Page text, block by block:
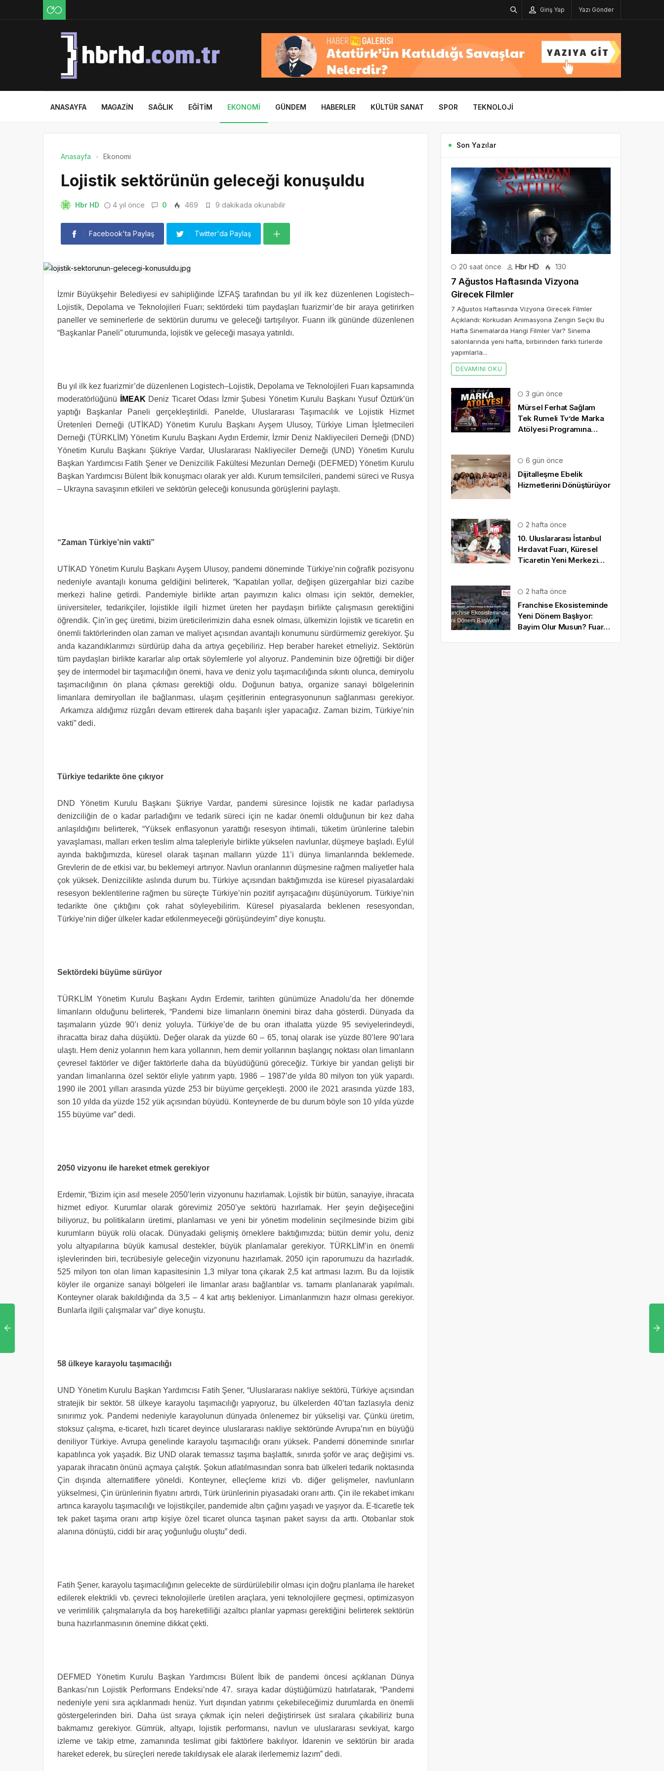
Giriş Yap Yazı Gönder
ANASAYFA MAGAZIN SAĞLIK EĞITIM EKONOMI GÜNDEM HABERLER KÜLTÜR SANAT SPOR TEKNOLOJI
Anasayfa Ekonomi
Lojistik sektörünün geleceği konuşuldu
Hbr HD 4 yıl önce 0 469 9 dakikada okunabilir
Facebook'ta Paylaş Twitter'da Paylaş
İzmir Büyükşehir Belediyesi ev sahipliğinde İZFAŞ tarafından bu yıl ilk kez düzenlenen Logistech–
Lojistik, Depolama ve Teknolojileri Fuarı; sektördeki tüm paydaşları fuarizmir’de bir araya getirirken
paneller ve seminerlerle de sektörün durumu ve geleceği tartışılıyor. Fuarın ilk gününde düzenlenen
“Başkanlar Paneli” oturumunda, lojistik ve geleceği masaya yatırıldı.
Bu yıl ilk kez fuarizmir’de düzenlenen Logistech–Lojistik, Depolama ve Teknolojileri Fuarı kapsamında
moderatörlüğünü
İMEAK Deniz Ticaret Odası İzmir Şubesi Yönetim Kurulu Başkanı Yusuf Öztürk’ün
yaptığı Başkanlar Paneli gerçekleştirildi. Panelde, Uluslararası Taşımacılık ve Lojistik Hizmet
Üretenleri Derneği (UTİKAD) Yönetim Kurulu Başkanı Ayşem Ulusoy, Türkiye Liman İşletmecileri
Derneği (TÜRKLİM) Yönetim Kurulu Başkanı Aydın Erdemir, İzmir Deniz Nakliyecileri Derneği (DND)
Yönetim Kurulu Başkanı Şükriye Vardar, Uluslararası Nakliyeciler Derneği (UND) Yönetim Kurulu
Başkan Yardımcısı Fatih Şener ve Denizcilik Fakültesi Mezunları Derneği (DEFMED) Yönetim Kurulu
Başkan Yardımcısı Bülent İbik konuşmacı olarak yer aldı. Kurum temsilcileri, pandemi süreci ve Rusya
– Ukrayna savaşının etkileri ve sektörün geleceği konusunda görüşlerini paylaştı.
“Zaman Türkiye’nin vakti”
UTİKAD Yönetim Kurulu Başkanı Ayşem Ulusoy, pandemi döneminde Türkiye’nin coğrafik pozisyonu
nedeniyle avantajlı konuma geldiğini belirterek, “Kapatılan yollar, değişen güzergahlar bizi cazibe
merkezi haline getirdi. Pandemiyle birlikte artan payımızın kalıcı olması için sektör, dernekler,
üniversiteler, tedarikçiler, lojistikle ilgili hizmet üreten her paydaşın birlikte çalışmasın gerektiğini
öğrendik. Çin’in geç üretimi, bizim üreticilerimizin daha esnek olması, ülkemizin lojistik ve ticaretin en
önemli faktörlerinden olan zaman ve maliyet açısından avantajlı konumunu sürdürmemiz gerekiyor. Şu
anda kazandıklarımızı sürdürüp daha da artıya geçebiliriz. Hep beraber hareket etmeliyiz. Sektörün
tüm paydaşları birlikte kararlar alıp ortak söylemlerle yol alıyoruz. Pandeminin bize öğrettiği bir diğer
şey de intermodel bir taşımacılığın önemi, hava ve deniz yolu taşımacılığında sıkıntı olunca, demiryolu
taşımacılığının ön plana çıkması gerektiği oldu. Doğunun batıya, organize sanayi bölgelerinin
limanlara demiryolları ile bağlanması, ulaşım çeşitlerinin entegrasyonunun sağlanması gerekiyor.
Arkamıza aldığımız rüzgârı devam ettirerek daha başarılı işler yapacağız. Zaman bizim, Türkiye’nin
vakti” dedi.
Türkiye tedarikte öne çıkıyor
DND Yönetim Kurulu Başkanı Şükriye Vardar, pandemi süresince lojistik ne kadar parladıysa
denizciliğin de o kadar parladığını ve tedarik süreci için ne kadar önemli olduğunun bir kez daha
anlaşıldığını belirterek, “Yüksek enflasyonun yarattığı resesyon ihtimali, tüketim ürünlerine talebin
yavaşlaması, malları erken teslim alma talepleriyle birlikte yükselen navlunlar, düşmeye başladı. Eylül
ayında baktığımızda, küresel olarak taşınan malların yüzde 11’i dünya limanlarında beklemede.
Grevlerin de de etkisi var, bu beklemeyi artırıyor. Navlun oranlarının düşmesine rağmen maliyetler hala
çok yüksek. Denizcilikte aslında durum bu. Türkiye açısından baktığımızda ise küresel piyasalardaki
resesyon beklentilerine rağmen bu süreçte Türkiye’nin pozitif ayrışacağını düşünüyorum. Türkiye’nin
tedarikte öne çıktığını çok rahat söyleyebilirim. Küresel piyasalarda beklenen resesyondan,
Türkiye’nin diğer ülkeler kadar etkilenmeyeceği görüşündeyim” diye konuştu.
Sektördeki büyüme sürüyor
TÜRKLİM Yönetim Kurulu Başkanı Aydın Erdemir, tarihten günümüze Anadolu’da her dönemde
limanların olduğunu belirterek, “Pandemi bize limanların önemini biraz daha gösterdi. Dünyada da
taşımaların yüzde 90’ı deniz yoluyla. Türkiye’de de bu oran ithalatta yüzde 95 seviyelerindeydi,
ihracatta biraz daha düşüktü. Değer olarak da yüzde 60 – 65, tonaj olarak ise yüzde 80’lere 90’lara
ulaştı. Hem deniz yolarının hem kara yollarının, hem demir yollarının başlangıç noktası olan limanların
çevresel faktörler ve diğer faktörlerle daha da büyüdüğünü göreceğiz. Türkiye bir yandan gelişti bir
yandan limanlarına özel sektör eliyle yatırım yaptı. 1986 – 1987’de yılda 80 milyon ton yük yapardı.
1990 ile 2001 yılları arasında yüzde 253 bir büyüme gerçekleşti. 2000 ile 2021 arasında yüzde 183,
son 10 yılda da yüzde 152 yük açısından büyüdü. Konteynerde de bu durum böyle son 10 yılda yüzde
155 büyüme var” dedi.
2050 vizyonu ile hareket etmek gerekiyor
Erdemir, “Bizim için asıl mesele 2050’lerin vizyonunu hazırlamak. Lojistik bir bütün, sanayiye, ihracata
hizmet ediyor. Kurumlar olarak görevimiz 2050’ye sektörü hazırlamak. Her şeyin değişeceğini
biliyoruz, bu politikaların üretimi, planlaması ve yeni bir yönetim modelinin seçilmesinde bizim gibi
kurumların büyük rolü olacak. Dünyadaki gelişmiş örneklere baktığımızda; bütün demir yolu, deniz
yolu altyapılarına büyük kamusal destekler, büyük planlamalar gerekiyor. TÜRKLİM’in en önemli
işlevlerinden biri, tecrübesiyle geleceğin vizyonunu hazırlamak. 2050 için raporumuzu da hazırladık.
525 milyon ton olan liman kapasitesinin 1,3 milyar tona çıkarak 2,5 kat artması lazım. Bu da lojistik
köyler ile organize sanayi bölgeleri ile limanlar arası bağlantılar vs. tamamı planlanarak yapılmalı.
Konteyner olarak bakıldığında da 3,5 – 4 kat artış bekleniyor. Limanlarımızın hazır olması gerekiyor.
Bunlarla ilgili çalışmalar var” diye konuştu.
58 ülkeye karayolu taşımacılığı
UND Yönetim Kurulu Başkan Yardımcısı Fatih Şener, “Uluslararası nakliye sektörü, Türkiye açısından
stratejik bir sektör. 58 ülkeye karayolu taşımacılığı yapıyoruz, bu ülkelerden 40’tan fazlasıyla deniz
sınırımız yok. Pandemi nedeniyle karayolunun dünyada önlenemez bir yükselişi var. Çünkü üretim,
stoksuz çalışma, e-ticaret, hızlı ticaret deyince uluslararası nakliye sektöründe Avrupa’nın en büyüğü
deniliyor Türkiye. Avrupa genelinde karayolu taşımacılığı oranı yüksek. Pandemi döneminde sınırlar
kapatılınca yok yaşadık. Biz UND olarak temassız taşıma başlattık, sınırda şoför ve araç değişimi vs.
yaparak ihracatın önünü açmaya çalıştık. Şokun atlatılmasından sonra batı ülkeleri tedarik noktasında
Çin dışında alternatiflere yöneldi. Konteyner, elleçleme krizi vb. diğer gelişmeler, navlunların
yükselmesi, Çin ürünlerinin fiyatını artırdı, Türk ürünlerinin piyasadaki oranı arttı. Çin ile rekabet imkanı
artınca karayolu taşımacılığı ve lojistikçiler, pandemide altın çağını yaşadı ve yaşıyor da. E-ticaretle tek
tek paket taşıma oranı artıp kişiye özel ticaret olunca taşınan paket sayısı da arttı. Otobanlar stok
alanına dönüştü, ciddi bir araç yoğunluğu oluştu” dedi.
Fatih Şener, karayolu taşımacılığının gelecekte de sürdürülebilir olması için doğru planlama ile hareket
edilerek elektrikli vb. çevreci teknolojilerle üretilen araçlara, yeni teknolojilere geçmesi, optimizasyon
ve verimlilik çalışmalarıyla da boş hareketliliği azaltıcı planlar yapması gerektiğini belirterek sektörün
buna hazırlanmasının önemine dikkat çekti.
DEFMED Yönetim Kurulu Başkan Yardımcısı Bülent İbik de pandemi öncesi açıklanan Dünya
Bankası’nın Lojistik Performans Endeksi’nde 47. sıraya kadar düştüğümüzü hatırlatarak, “Pandemi
nedeniyle yeni sıra açıklanmadı henüz. Yurt dışından yatırımı çekebileceğimiz durumlarda en önemli
göstergelerinden biri. Daha üst sıraya çıkmak için neleri değiştirirsek üst sıralara çıkabiliriz buna
bakmamız gerekiyor. Gümrük, altyapı, lojistik performansı, navlun ve uluslararası sevkiyat, kargo
izleme ve takip etme, zamanında teslimat gibi faktörlere bakılıyor. İdarenin ve sektörün bir arada
hareket ederek, bu süreçleri nerede takıldıysak ele alarak ilerlememiz lazım” dedi.
Son Yazılar
20 saat önce Hbr HD 130
7 Ağustos Haftasında Vizyona
Girecek Filmler
7 Ağustos Haftasında Vizyona Girecek Filmler
Açıklandı: Korkudan Animasyona Zengin Seçki Bu
Hafta Sinemalarda Hangi Filmler Var? Sinema
salonlarında yeni hafta, birbirinden farklı türlerde
yapımlarla...
DEVAMINI OKU
3 gün önce
Mürsel Ferhat Sağlam
Tek Rumeli Tv’de Marka
Atölyesi Programına
6 gün önce
Dijitalleşme Ebelik
Hizmetlerini Dönüştürüyor
2 hafta önce
10. Uluslararası İstanbul
Hırdavat Fuarı, Küresel
Ticaretin Yeni Merkezi
2 hafta önce
Franchise Ekosisteminde
Yeni Dönem Başlıyor:
Bayim Olur Musun? Fuarı